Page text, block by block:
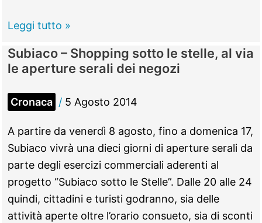
A24,
alla
viabilità
dalla
sera
di
mercoledì
6
all’alba
dell’8
agosto
Leggi tutto »
Subiaco – Shopping sotto le stelle, al via
le aperture serali dei negozi
Cronaca / 5 Agosto 2014
A partire da venerdì 8 agosto, fino a domenica 17,
Subiaco vivrà una dieci giorni di aperture serali da
parte degli esercizi commerciali aderenti al
progetto “Subiaco sotto le Stelle”. Dalle 20 alle 24
quindi, cittadini e turisti godranno, sia delle
attività aperte oltre l’orario consueto, sia di sconti